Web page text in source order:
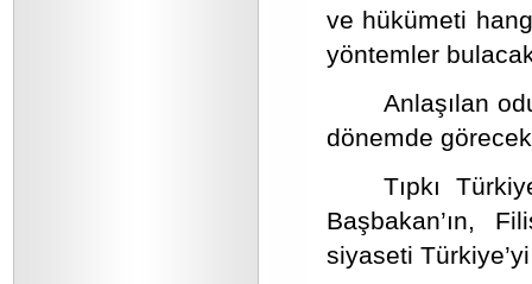
ve hükümeti
yöntemler
Anlaşılan
dönemde
Tıpkı
Başbakan’ın,
siyaseti